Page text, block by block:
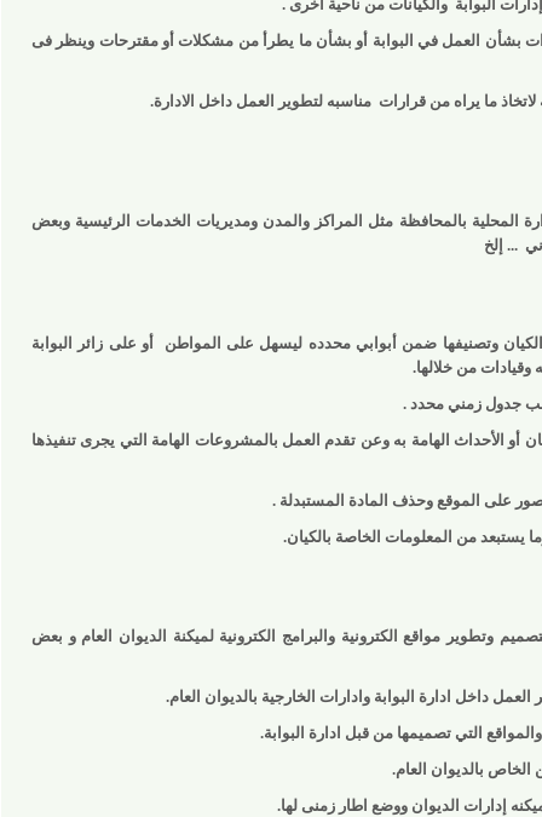
والكيانات من ناحية أخرى .
العمل في البوابة أو بشأن ما يطرأ من مشكلات أو مقترحات وينظر فى
ما يراه من قرارات مناسبه لتطوير العمل داخل الادارة.
بالمحافظة مثل المراكز والمدن ومديريات الخدمات الرئيسية وبعض
وتصنيفها ضمن أبوابي محدده ليسهل على المواطن
أو على زائر البوابة
من خلالها.
زمني محدد .
الهامة به وعن تقدم العمل بالمشروعات الهامة التي يجرى تنفيذها
على الموقع وحذف المادة المستبدلة .
من المعلومات الخاصة بالكيان.
مواقع الكترونية والبرامج الكترونية لميكنة الديوان العام و بعض
ادارة البوابة وادارات الخارجية بالديوان العام.
التي تصميمها من قبل ادارة البوابة.
بالديوان العام.
الديوان ووضع اطار زمنى لها.